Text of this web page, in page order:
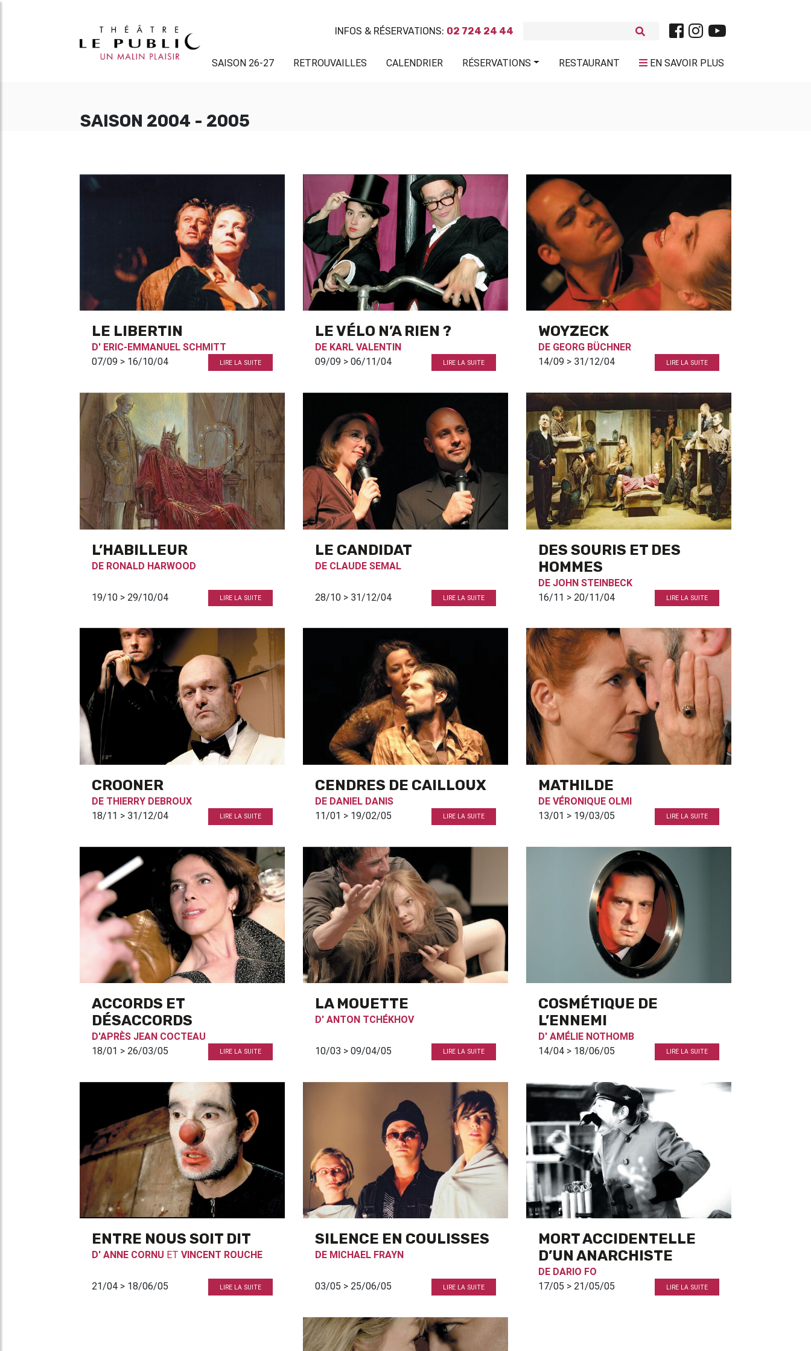
INFOS & RÉSERVATIONS: 02 724 24 44
SAISON 26-27 RETROUVAILLES CALENDRIER RÉSERVATIONS RESTAURANT EN SAVOIR PLUS
SAISON 2004 - 2005
LE LIBERTIN
D' ERIC-EMMANUEL SCHMITT
07/09 > 16/10/04
LIRE LA SUITE
LE VÉLO N’A RIEN ?
DE KARL VALENTIN
09/09 > 06/11/04
LIRE LA SUITE
WOYZECK
DE GEORG BÜCHNER
14/09 > 31/12/04
LIRE LA SUITE
L’HABILLEUR
DE RONALD HARWOOD
19/10 > 29/10/04 LIRE LA SUITE
LE CANDIDAT
DE CLAUDE SEMAL
28/10 > 31/12/04 LIRE LA SUITE
DES SOURIS ET DES
HOMMES
DE JOHN STEINBECK
16/11 > 20/11/04
LIRE LA SUITE
CROONER
DE THIERRY DEBROUX
18/11 > 31/12/04
LIRE LA SUITE
CENDRES DE CAILLOUX
DE DANIEL DANIS
11/01 > 19/02/05
LIRE LA SUITE
MATHILDE
DE VÉRONIQUE OLMI
13/01 > 19/03/05
LIRE LA SUITE
ACCORDS ET
DÉSACCORDS
D'APRÈS JEAN COCTEAU
18/01 > 26/03/05
LIRE LA SUITE
LA MOUETTE
D' ANTON TCHÉKHOV
10/03 > 09/04/05 LIRE LA SUITE
COSMÉTIQUE DE
L’ENNEMI
D' AMÉLIE NOTHOMB
14/04 > 18/06/05
LIRE LA SUITE
ENTRE NOUS SOIT DIT
D' ANNE CORNU ET VINCENT ROUCHE
21/04 > 18/06/05 LIRE LA SUITE
SILENCE EN COULISSES
DE MICHAEL FRAYN
03/05 > 25/06/05 LIRE LA SUITE
MORT ACCIDENTELLE
D’UN ANARCHISTE
DE DARIO FO
17/05 > 21/05/05
LIRE LA SUITE